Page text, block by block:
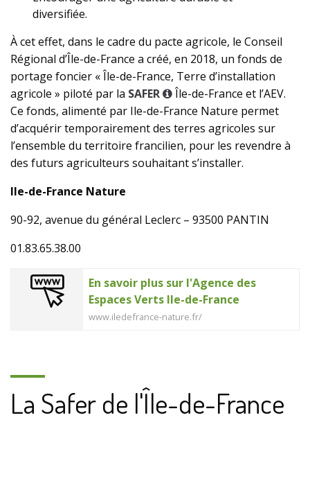
diversifiée.
À cet effet, dans le cadre du pacte agricole, le Conseil
Régional d’Île-de-France a créé, en 2018, un fonds de
portage foncier « Île-de-France, Terre d’installation
agricole » piloté par la SAFER
Île-de-France et l’AEV.
Ce fonds, alimenté par Ile-de-France Nature permet
d’acquérir temporairement des terres agricoles sur
l’ensemble du territoire francilien, pour les revendre à
des futurs agriculteurs souhaitant s’installer.
Ile-de-France Nature
90-92, avenue du général Leclerc – 93500 PANTIN
01.83.65.38.00
En savoir plus sur l'Agence des
Espaces Verts Ile-de-France
www.iledefrance-nature.fr/
La Safer de l'Île-de-France